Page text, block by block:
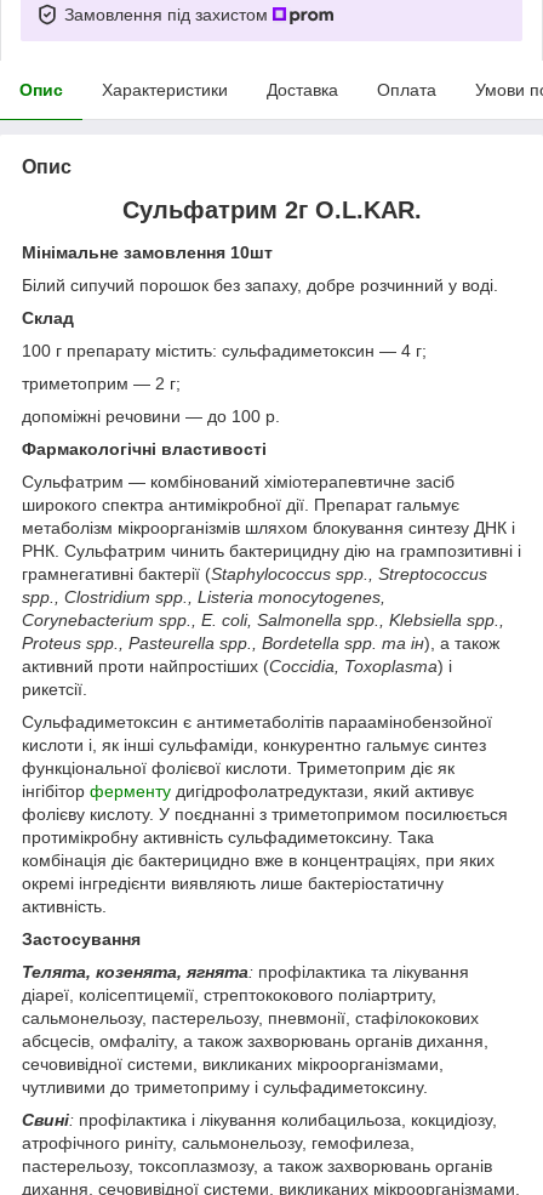
Замовлення під захистом
Опис Характеристики Доставка Оплата Умови
Опис
Сульфатрим 2г O.L.KAR.
Мінімальне замовлення 10шт
Білий сипучий порошок без запаху, добре розчинний у воді.
Склад
100 г препарату містить: сульфадиметоксин ― 4 г;
триметоприм ― 2 г;
допоміжні речовини ― до 100 р.
Фармакологічні властивості
Сульфатрим ― комбінований хіміотерапевтичне засіб
широкого спектра антимікробної дії. Препарат гальмує
метаболізм мікроорганізмів шляхом блокування синтезу ДНК і
РНК. Сульфатрим чинить бактерицидну дію на грампозитивні і
грамнегативні бактерії (Staphylococcus spp., Streptococcus
spp., Clostridium spp., Listeria monocytogenes,
Corynebacterium spp., E. coli, Salmonella spp., Klebsiella spp.,
Proteus spp., Pasteurella spp., Bordetella spp. та ін), а також
активний проти найпростіших (Coccidia, Toxoplasma) і
рикетсії.
Сульфадиметоксин є антиметаболітів параамінобензойної
кислоти і, як інші сульфаміди, конкурентно гальмує синтез
функціональної фолієвої кислоти. Триметоприм діє як
інгібітор ферменту дигідрофолатредуктази, який активує
фолієву кислоту. У поєднанні з триметопримом посилюється
протимікробну активність сульфадиметоксину. Така
комбінація діє бактерицидно вже в концентраціях, при яких
окремі інгредієнти виявляють лише бактеріостатичну
активність.
Застосування
Телята, козенята, ягнята: профілактика та лікування
діареї, колісептицемії, стрептококового поліартриту,
сальмонельозу, пастерельозу, пневмонії, стафілококових
абсцесів, омфаліту, а також захворювань органів дихання,
сечовивідної системи, викликаних мікроорганізмами,
чутливими до триметоприму і сульфадиметоксину.
Свині: профілактика і лікування колибацильоза, кокцидіозу,
атрофічного риніту, сальмонельозу, гемофилеза,
пастерельозу, токсоплазмозу, а також захворювань органів
дихання, сечовивідної системи, викликаних мікроорганізмами,